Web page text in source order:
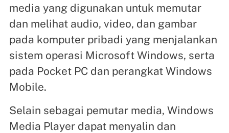
media yang digunakan untuk memutar
dan melihat audio, video, dan gambar
pada komputer pribadi yang menjalankan
sistem operasi Microsoft Windows, serta
pada Pocket PC dan perangkat Windows
Mobile.
Selain sebagai pemutar media, Windows
Media Player dapat menyalin dan